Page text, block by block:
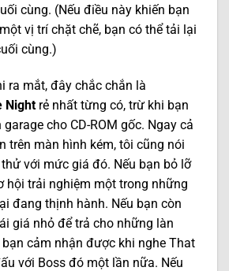
cùng. (Nếu điều này khiến bạn
vị trí chặt chẽ, bạn có thể tải lại
cùng.)
ra mắt, đây chắc chắn là
Night rẻ nhất từng có, trừ khi bạn
cho CD-ROM gốc. Ngay cả
trên màn hình kém, tôi cũng nói
với mức giá đó. Nếu bạn bỏ lỡ
hội trải nghiệm một trong những
đang thịnh hành. Nếu bạn còn
giá nhỏ để trả cho những làn
cảm nhận được khi nghe That
với Boss đó một lần nữa. Nếu